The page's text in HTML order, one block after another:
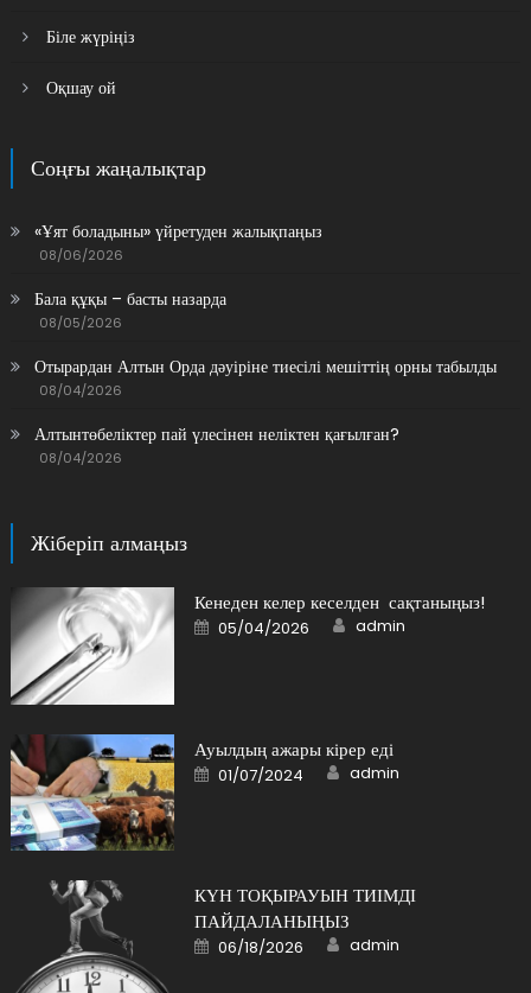
Біле жүріңіз
Оқшау ой
Соңғы жаңалықтар
«Ұят боладыны» үйретуден жалықпаңыз
08/06/2026
Бала құқы – басты назарда
08/05/2026
Отырардан Алтын Орда дәуіріне тиесілі мешіттің орны табылды
08/04/2026
Алтынтөбеліктер пай үлесінен неліктен қағылған?
08/04/2026
Жіберіп алмаңыз
Кенеден келер кеселден сақтаныңыз!
Posted
on
05/04/2026 Author
admin
Ауылдың ажары кірер еді
Posted
on
01/07/2024 Author
admin
КҮН ТОҚЫРАУЫН ТИІМДІ
ПАЙДАЛАНЫҢЫЗ
Posted
on
06/18/2026 Author
admin